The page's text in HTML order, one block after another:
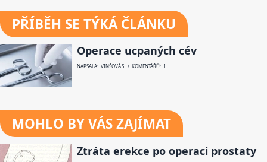
PŘÍBĚH SE TÝKÁ ČLÁNKU
Operace ucpaných cév
NAPSALA: VINŠOVÁ S. / KOMENTÁŘŮ: 1
MOHLO BY VÁS ZAJÍMAT
Ztráta erekce po operaci prostaty